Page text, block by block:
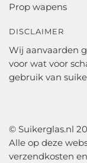
Prop wapens
DISCLAIMER
Wij aanvaarden
voor wat voor
gebruik van
© Suikerglas.nl
Alle op deze
verzendkosten